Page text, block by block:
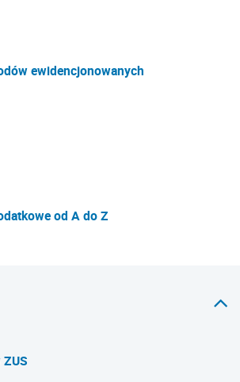
ewidencjonowanych
od A do Z